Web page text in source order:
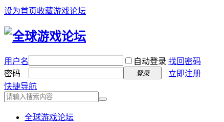
设为首页收藏游戏论坛
用户名 自动登录 找回密码
密码
登录
立即注册
快捷导航
全球游戏论坛